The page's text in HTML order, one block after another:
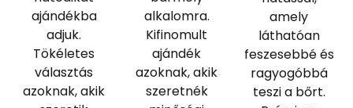
ajándékba
adjuk.
Tökéletes
választás
azoknak, akik
alkalomra.
Kifinomult
ajándék
azoknak, akik
szeretnék
amely
láthatóan
feszesebbé és
ragyogóbbá
teszi a bőrt.